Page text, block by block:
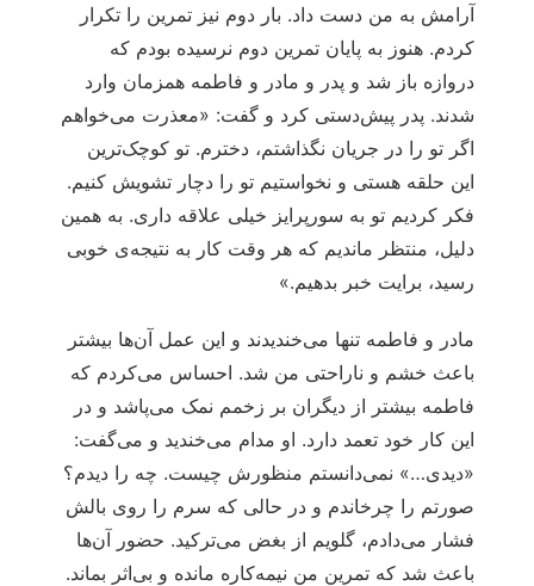
آرامش به من دست داد. بار دوم نیز تمرین را تکرار
کردم. هنوز به پایان تمرین دوم نرسیده بودم که
دروازه باز شد و پدر و مادر و فاطمه همزمان وارد
شدند. پدر پیش‌دستی کرد و گفت: «معذرت می‌خواهم
اگر تو را در جریان نگذاشتم، دخترم. تو کوچک‌ترین
این حلقه هستی و نخواستیم تو را دچار تشویش کنیم.
فکر کردیم تو به سورپرایز خیلی علاقه داری. به همین
دلیل، منتظر ماندیم که هر وقت کار به نتیجه‌ی خوبی
رسید، برایت خبر بدهیم.»
مادر و فاطمه تنها می‌خندیدند و این عمل آن‌ها بیشتر
باعث خشم و ناراحتی من شد. احساس می‌کردم که
فاطمه بیشتر از دیگران بر زخمم نمک می‌پاشد و در
این کار خود تعمد دارد. او مدام می‌خندید و می‌گفت:
«دیدی…» نمی‌دانستم منظورش چیست. چه را دیدم؟
صورتم را چرخاندم و در حالی که سرم را روی بالش
فشار می‌دادم، گلویم از بغض می‌ترکید. حضور آن‌ها
باعث شد که تمرین من نیمه‌کاره مانده و بی‌اثر بماند.